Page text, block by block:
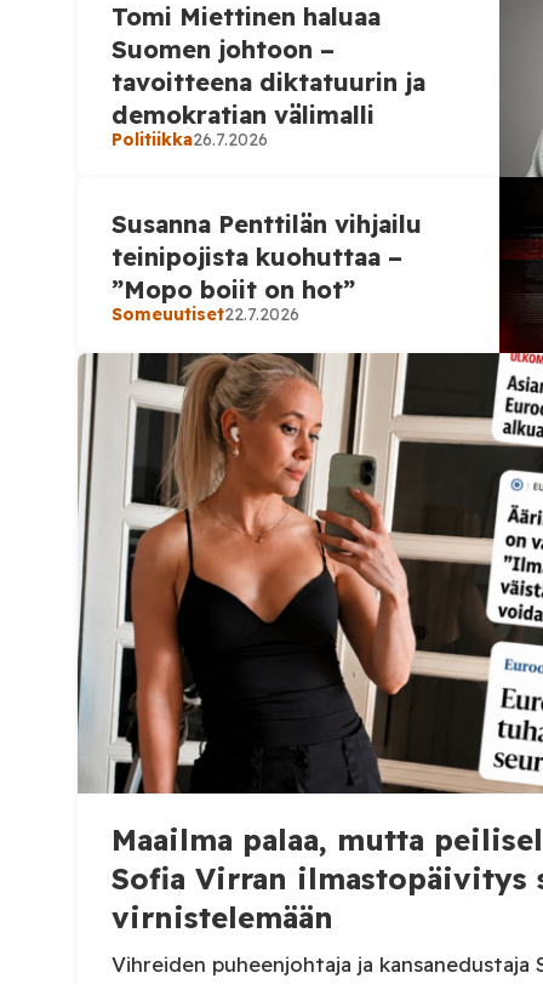
alkamisen jälkeen. Kumppaneiden jatkuva
tärkeää. Ukraina on valmis rauhaan”,
Ukrainan […]
Tomi Miettinen haluaa
Suomen johtoon –
tavoitteena diktatuurin ja
demokratian välimalli
Politiikka26.7.2026
Susanna Penttilän vihjailu
teinipojista kuohuttaa –
”Mopo boiit on hot”
Someuutiset22.7.2026
Someuutiset 21.7.2026
Heinäkuun
suuri ikäero
kumppanillasi
Maailma palaa, mutta
Sofia Virran ilmastopäivitys
virnistelemään
Vihreiden puheenjohtaja ja kansanedustaja